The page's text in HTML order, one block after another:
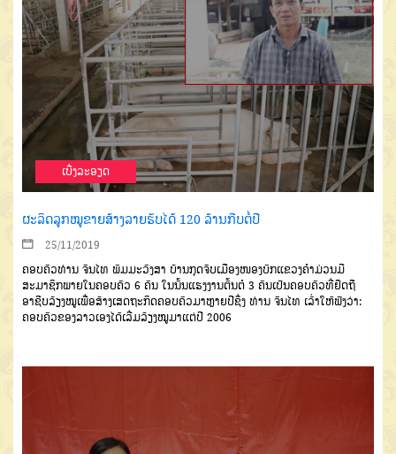
ເບີ່ງລະອຽດ
ຜະລິດລູກໝູຂາຍສ້າງລາຍຮັບໄດ້ 120 ລ້ານກີບຕໍ່ປີ
25/11/2019
ຄອບຄົວທ່ານ ຈັນໄທ ພົມມະວົງສາ ບ້ານກຸດຈັບເມືອງໜອງບົກແຂວງຄຳມ່ວນມີ
ສະມາຊິກພາຍໃນຄອບຄົວ 6 ຄົນ ໃນນັ້ນແຮງງານຕົ້ນຕໍ 3 ຄົນເປັນຄອບຄົວທີ່ຢຶດຖື
ອາຊີບລ້ຽງໝູເພື່ອສ້າງເສດຖະກິດຄອບຄົວມາຫຼາຍປີຊຶ່ງ ທ່ານ ຈັນໄທ ເລົ່າໃຫ້ຟັງວ່າ:
ຄອບຄົວຂອງລາວເອງໄດ້ເລີ່ມລ້ຽງໝູມາແຕ່ປີ 2006